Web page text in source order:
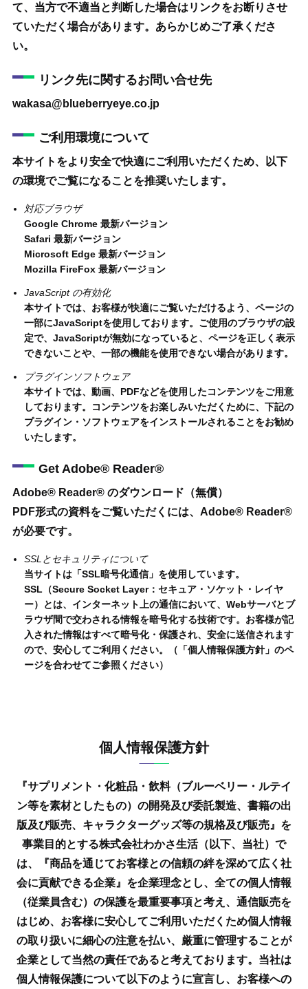
て、当方で不適当と判断した場合はリンクをお断りさせ
ていただく場合があります。あらかじめご了承くださ
い。
リンク先に関するお問い合せ先
wakasa@blueberryeye.co.jp
ご利用環境について
本サイトをより安全で快適にご利用いただくため、以下
の環境でご覧になることを推奨いたします。
対応ブラウザ
Google Chrome 最新バージョン
Safari 最新バージョン
Microsoft Edge 最新バージョン
Mozilla FireFox 最新バージョン
JavaScript の有効化
本サイトでは、お客様が快適にご覧いただけるよう、ページの
一部にJavaScriptを使用しております。ご使用のブラウザの設
定で、JavaScriptが無効になっていると、ページを正しく表示
できないことや、一部の機能を使用できない場合があります。
プラグインソフトウェア
本サイトでは、動画、PDFなどを使用したコンテンツをご用意
しております。コンテンツをお楽しみいただくために、下記の
プラグイン・ソフトウェアをインストールされることをお勧め
いたします。
Get Adobe® Reader®
Adobe® Reader® のダウンロード（無償）
PDF形式の資料をご覧いただくには、Adobe® Reader®
が必要です。
SSLとセキュリティについて
当サイトは「SSL暗号化通信」を使用しています。
SSL（Secure Socket Layer：セキュア・ソケット・レイヤ
ー）とは、インターネット上の通信において、Webサーバとブ
ラウザ間で交わされる情報を暗号化する技術です。お客様が記
入された情報はすべて暗号化・保護され、安全に送信されます
ので、安心してご利用ください。（「個人情報保護方針」のペ
ージを合わせてご参照ください）
個人情報保護方針
『サプリメント・化粧品・飲料（ブルーベリー・ルテイ
ン等を素材としたもの）の開発及び委託製造、 書籍の出
版及び販売、キャラクターグッズ等の規格及び販売』を
事業目的とする株式会社わかさ生活（以下、当社）で
は、
『商品を通じてお客様との信頼の絆を深めて広く社
会に貢献できる企業』を企業理念とし、 全ての個人情報
（従業員含む）の保護を最重要事項と考え、通信販売を
はじめ、 お客様に安心してご利用いただくため個人情報
の取り扱いに細心の注意を払い、 厳重に管理することが
企業として当然の責任であると考えております。 当社は
個人情報保護について以下のように宣言し、 お客様への